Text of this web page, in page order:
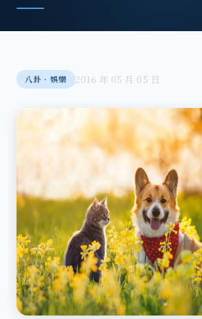
八卦‧娛樂 2016 年 05 月 05 日